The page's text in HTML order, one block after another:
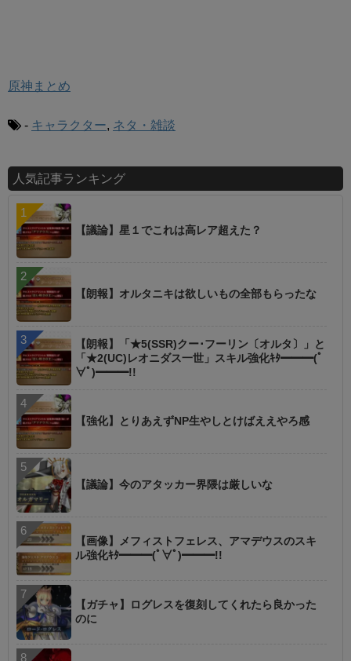
原神まとめ
- キャラクター, ネタ・雑談
人気記事ランキング
【議論】星１でこれは高レア超えた？
【朗報】オルタニキは欲しいもの全部もらったな
【朗報】「★5(SSR)クー･フーリン〔オルタ〕」と
「★2(UC)レオニダス一世」スキル強化ｷﾀ━━━(ﾟ
∀ﾟ)━━━!!
【強化】とりあえずNP生やしとけばええやろ感
【議論】今のアタッカー界隈は厳しいな
【画像】メフィストフェレス、アマデウスのスキ
ル強化ｷﾀ━━━(ﾟ∀ﾟ)━━━!!
【ガチャ】ログレスを復刻してくれたら良かった
のに